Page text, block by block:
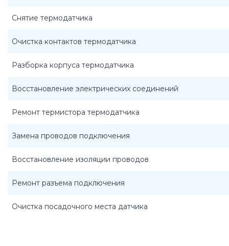
Снятие термодатчика
Очистка контактов термодатчика
Разборка корпуса термодатчика
Восстановление электрических соединений
Ремонт термистора термодатчика
Замена проводов подключения
Восстановление изоляции проводов
Ремонт разъема подключения
Очистка посадочного места датчика